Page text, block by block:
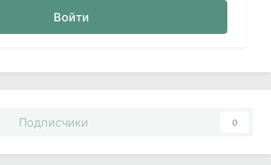
Войти
Подписчики 0